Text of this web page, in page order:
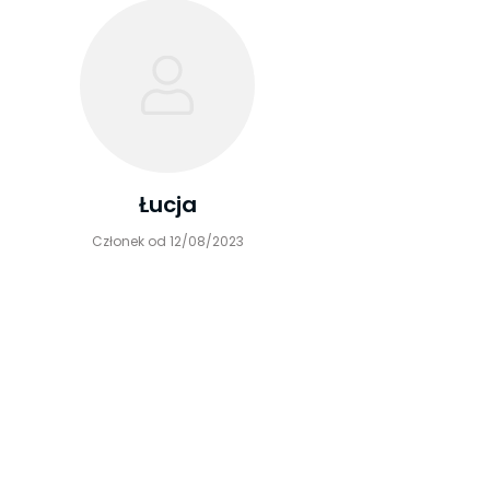
Łucja
Członek od 12/08/2023